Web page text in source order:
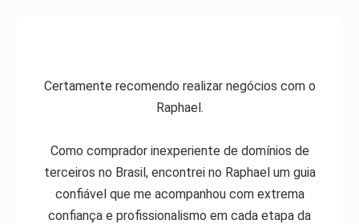
Certamente recomendo realizar negócios com o
Raphael.
Como comprador inexperiente de domínios de
terceiros no Brasil, encontrei no Raphael um guia
confiável que me acompanhou com extrema
confiança e profissionalismo em cada etapa da